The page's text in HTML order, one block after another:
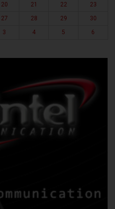
20 21 22
23
27 28 29
30
3 4 5 6